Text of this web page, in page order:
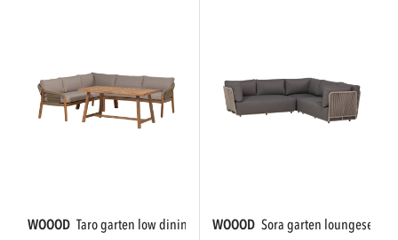
WOOOD taro garten low dining loungeset...
WOOOD sora garten loungeset